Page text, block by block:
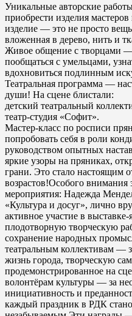
Уникальные авторские
приобрести изделия
изделие — это не просто
вложенная в дерево, нить и
Живое общение с творцами
пообщаться с умельцами,
вдохновиться подлинным
Театральная программа —
души! На сцене блистали:
детский театральный
театр‑студия «Софит».
Мастер‑класс по росписи
попробовать себя в роли
руководством опытных
яркие узоры на пряниках,
грани. Это стало настоящим
возрастов!Особого внимания
мероприятия: Надежда
«Культура и досуг», лично
активное участие в
плодотворную творческую
сохранение народных
театральным коллективам —
жизнь города, творческую
продемонстрированное на
волонтёрам культуры — за
инициативность и
каждый праздник в РДК